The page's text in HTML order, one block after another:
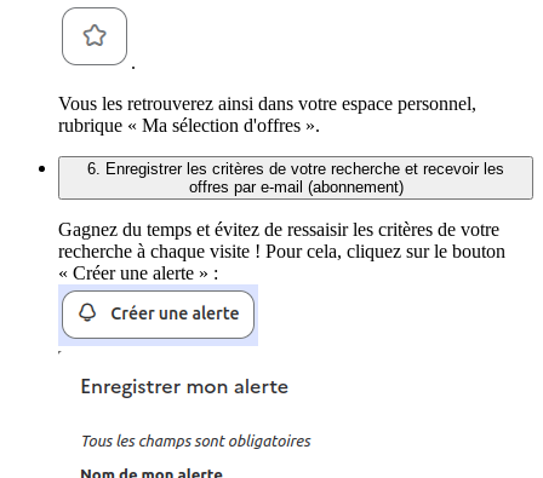
.
Vous les retrouverez ainsi dans votre espace personnel,
rubrique « Ma sélection d'offres ».
6. Enregistrer les critères de votre recherche et recevoir les
offres par e-mail (abonnement)
Gagnez du temps et évitez de ressaisir les critères de votre
recherche à chaque visite ! Pour cela, cliquez sur le bouton
« Créer une alerte » :